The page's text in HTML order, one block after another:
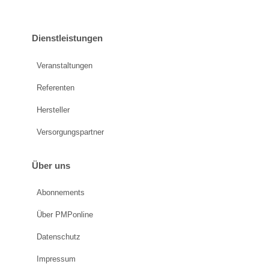
Dienstleistungen
Veranstaltungen
Referenten
Hersteller
Versorgungspartner
Über uns
Abonnements
Über PMPonline
Datenschutz
Impressum